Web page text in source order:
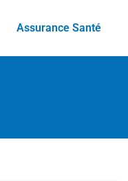
Assurance Santé